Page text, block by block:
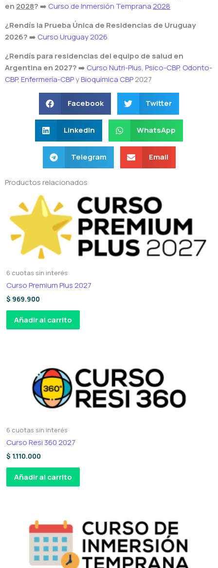
en 2028?➡️ Curso de Inmersión Temprana2028
¿Rendís la Prueba Única de Residencias de Uruguay
2026?➡️ Curso Uruguay 2026
¿Rendís para residencias del equipo de salud en
Argentina en 2027?➡️ Curso Nutri-Plus, Psico-CBP, Odonto-
CBP, Enfermería-CBPyBioquímica CBP2027
Facebook Twitter
LinkedIn WhatsApp
Telegram Email
Productos relacionados
6 cuotas sin interés
Curso Premium Plus 2027
$ 969.900
Añadir al carrito
6 cuotas sin interés
Curso Resi 360 2027
$ 1.110.000
Añadir al carrito